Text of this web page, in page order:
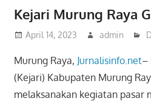
Kejari Murung Raya
April 14, 2023 admin
Murung Raya, Jurnalisinfo.net–
(Kejari) Kabupaten Murung
melaksanakan kegiatan pasar